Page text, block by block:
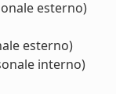
esterno)
esterno)
interno)